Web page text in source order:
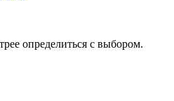
определиться с выбором.